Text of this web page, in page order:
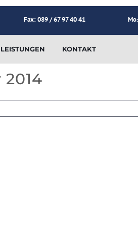
Fax: 089 / 67 97 40 41
LEISTUNGEN KONTAKT